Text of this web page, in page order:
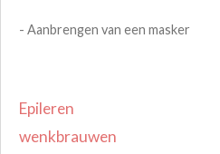
- Aanbrengen van een masker
Epileren